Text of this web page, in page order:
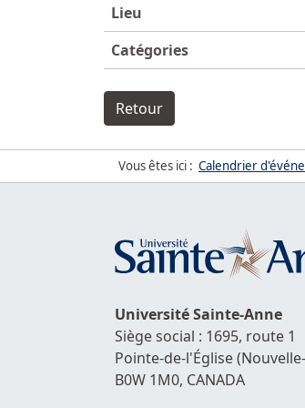
Lieu
Catégories
Retour
Vous êtes ici : Calendrier
UniversitéSainte-Anne
Siège social : 1695, route 1
Pointe-de-l'Église
B0W 1M0, CANADA